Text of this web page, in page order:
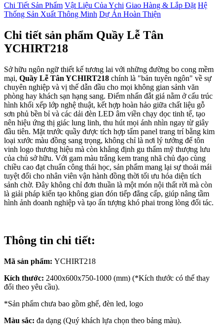
Chi Tiết Sản Phẩm Vật Liệu Của Ychi Giao Hàng & Lắp Đặt Hệ
Thống Sản Xuất Thông Minh Dự Án Hoàn Thiện
Chi tiết sản phẩm Quầy Lễ Tân
YCHIRT218
Sở hữu ngôn ngữ thiết kế tương lai với những đường bo cong mềm
mại, Quầy Lễ Tân YCHIRT218 chính là "bản tuyên ngôn" về sự
chuyên nghiệp và vị thế dẫn đầu cho mọi không gian sảnh văn
phòng hay khách sạn hạng sang. Điểm nhấn đắt giá nằm ở cấu trúc
hình khối xếp lớp nghệ thuật, kết hợp hoàn hảo giữa chất liệu gỗ
sơn phủ bền bỉ và các dải đèn LED âm viền chạy dọc tinh tế, tạo
nên hiệu ứng thị giác lung linh, thu hút mọi ánh nhìn ngay từ giây
đầu tiên. Mặt trước quầy được tích hợp tấm panel trang trí bằng kim
loại xước màu đồng sang trọng, không chỉ là nơi lý tưởng để tôn
vinh logo thương hiệu mà còn khẳng định gu thẩm mỹ thượng lưu
của chủ sở hữu. Với gam màu trắng kem trang nhã chủ đạo cùng
chiều cao đạt chuẩn công thái học, sản phẩm mang lại sự thoải mái
tuyệt đối cho nhân viên vận hành đồng thời tối ưu hóa diện tích
sảnh chờ. Đây không chỉ đơn thuần là một món nội thất rời mà còn
là giải pháp kiến tạo không gian đón tiếp đẳng cấp, giúp nâng tầm
hình ảnh doanh nghiệp và tạo ấn tượng khó phai trong lòng đối tác.
Thông tin chi tiết:
Mã sản phẩm: YCHIRT218
Kích thước: 2400x600x750-1000 (mm) (*Kích thước có thể thay
đổi theo yêu cầu).
*Sản phẩm chưa bao gồm ghế, đèn led, logo
Màu sắc: đa dạng (Quý khách lựa chọn theo bảng màu).